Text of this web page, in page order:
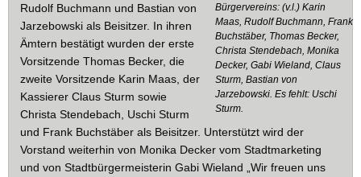
Bürgervereins: (v.l.) Karin
Maas, Rudolf Buchmann, Frank
Buchstäber, Thomas Becker,
Christa Stendebach, Monika
Decker, Gabi Wieland, Claus
Sturm, Bastian von
Jarzebowski. Es fehlt: Uschi
Sturm.
Rudolf Buchmann und Bastian von
Jarzebowski als Beisitzer. In ihren
Ämtern bestätigt wurden der erste
Vorsitzende Thomas Becker, die
zweite Vorsitzende Karin Maas, der
Kassierer Claus Sturm sowie
Christa Stendebach, Uschi Sturm
und Frank Buchstäber als Beisitzer. Unterstützt wird der
Vorstand weiterhin von Monika Decker vom Stadtmarketing
und von Stadtbürgermeisterin Gabi Wieland „Wir freuen uns